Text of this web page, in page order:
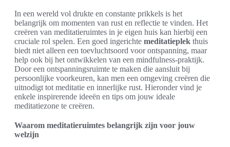
In een wereld vol drukte en constante prikkels is het
belangrijk om momenten van rust en reflectie te vinden. Het
creëren van meditatieruimtes in je eigen huis kan hierbij een
cruciale rol spelen. Een goed ingerichte meditatieplek thuis
biedt niet alleen een toevluchtsoord voor ontspanning, maar
help ook bij het ontwikkelen van een mindfulness-praktijk.
Door een ontspanningsruimte te maken die aansluit bij
persoonlijke voorkeuren, kan men een omgeving creëren die
uitnodigt tot meditatie en innerlijke rust. Hieronder vind je
enkele inspirerende ideeën en tips om jouw ideale
meditatiezone te creëren.
Waarom meditatieruimtes belangrijk zijn voor jouw
welzijn